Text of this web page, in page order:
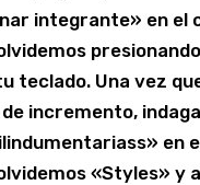
integrante» en el
teclado. Una vez
incremento,
en
«Styles» y